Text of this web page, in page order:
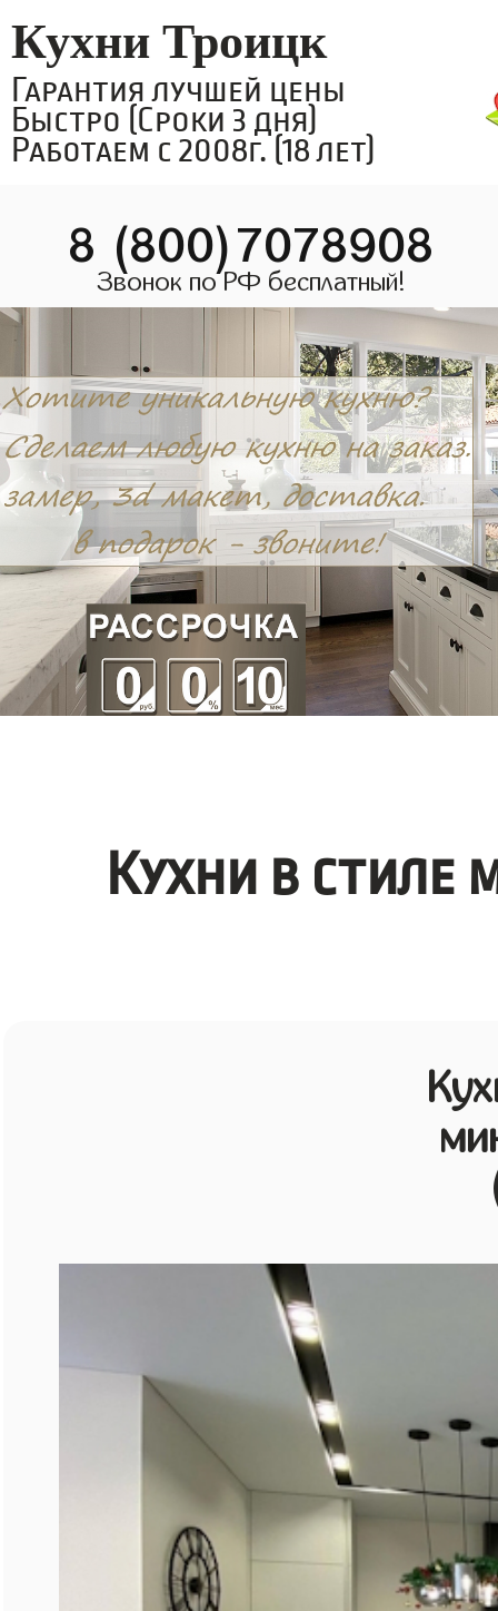
Кухни Троицк
Гарантия лучшей цены
Быстро (Сроки 3 дня)
Работаем с 2008г. (18 лет)
8 (800)7078908
Звонок по РФ бесплатный!
Кухни в